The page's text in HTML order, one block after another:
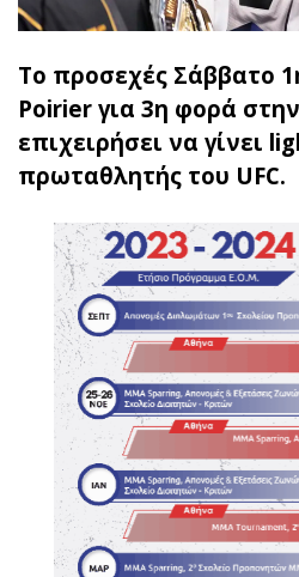
To προσεχές Σάββατο
Poirier για 3η φορά
επιχειρήσει να γίνει
πρωταθλητής του UFC.